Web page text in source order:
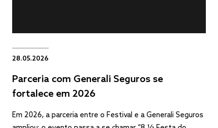
28.05.2026
Parceria com Generali Seguros se
fortalece em 2026
Em 2026, a parceria entre o Festival e a Generali Seguros